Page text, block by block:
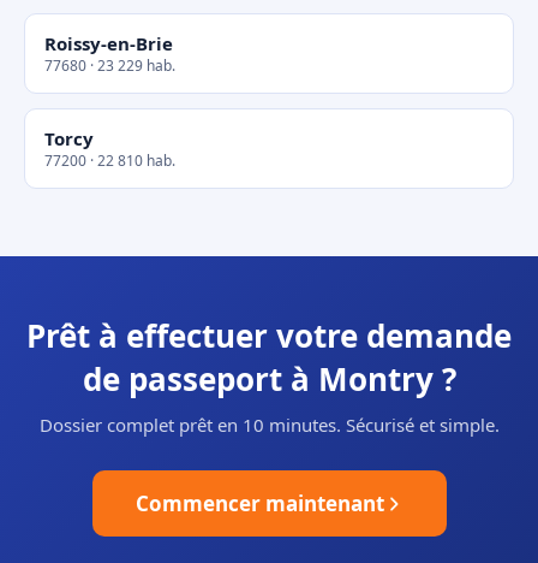
Roissy-en-Brie
77680 · 23 229 hab.
Torcy
77200 · 22 810 hab.
Prêt à effectuer votre demande
de passeport à Montry ?
Dossier complet prêt en 10 minutes. Sécurisé et simple.
Commencer maintenant